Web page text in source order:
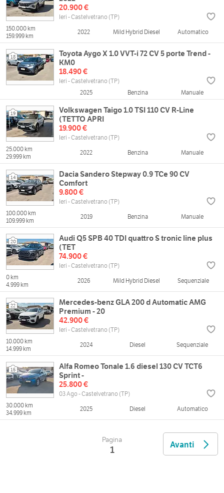
20.900 €
Ieri - Castelvetrano (TP)
150.000 km
159.999 km
2022 Mild Hybrid Diesel Automatico
18
Toyota Aygo X 1.0 VVT-i 72 CV 5 porte Trend -
KM0
18.490 €
Ieri - Castelvetrano (TP)
2025
Benzina Manuale
19
Volkswagen Taigo 1.0 TSI 110 CV R-Line
(TETTO APRI
19.900 €
Ieri - Castelvetrano (TP)
25.000 km
29.999 km
2022 Benzina Manuale
14
Dacia Sandero Stepway 0.9 TCe 90 CV
Comfort
9.800 €
Ieri - Castelvetrano (TP)
100.000 km
109.999 km
2019 Benzina Manuale
20
Audi Q5 SPB 40 TDI quattro S tronic line plus
(TET
74.900 €
Ieri - Castelvetrano (TP)
0 km
4.999 km
2026 Mild Hybrid Diesel Sequenziale
22
Mercedes-benz GLA 200 d Automatic AMG
Premium - 20
42.900 €
Ieri - Castelvetrano (TP)
10.000 km
14.999 km
2024 Diesel Sequenziale
15
Alfa Romeo Tonale 1.6 diesel 130 CV TCT6
Sprint -
25.800 €
03 Ago - Castelvetrano (TP)
30.000 km
34.999 km
2025 Diesel Automatico
Pagina
1 Avanti